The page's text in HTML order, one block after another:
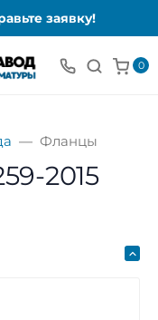
заявку!
0
Фланцы
2015